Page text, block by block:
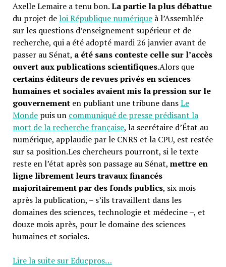
Axelle Lemaire a tenu bon.La partie la plus débattue
du projet deloi République numériqueà l’Assemblée
sur les questions d’enseignement supérieur et de
recherche, qui a été adopté mardi 26 janvier avant de
passer au Sénat, a été sans conteste celle sur l’accès
ouvert aux publications scientifiques.Alors que
certains éditeurs de revues privés en sciences
humaines et sociales avaient mis la pression sur le
gouvernementen publiant une tribune dansLe
Mondepuis un communiqué de presse prédisant la
mort de la recherche française, la secrétaire d’État au
numérique, applaudie par le CNRS et la CPU, est restée
sur sa position.Les chercheurs pourront, si le texte
reste en l’état après son passage au Sénat, mettre en
ligne librement leurs travaux financés
majoritairement par des fonds publics, six mois
après la publication, – s’ils travaillent dans les
domaines des sciences, technologie et médecine –, et
douze mois après, pour le domaine des sciences
humaines et sociales.
Lire la suite sur Educpros…